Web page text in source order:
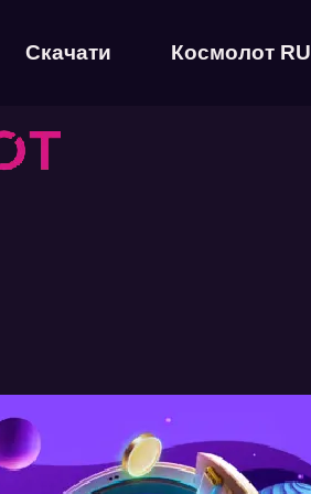
Скачати Космолот RU